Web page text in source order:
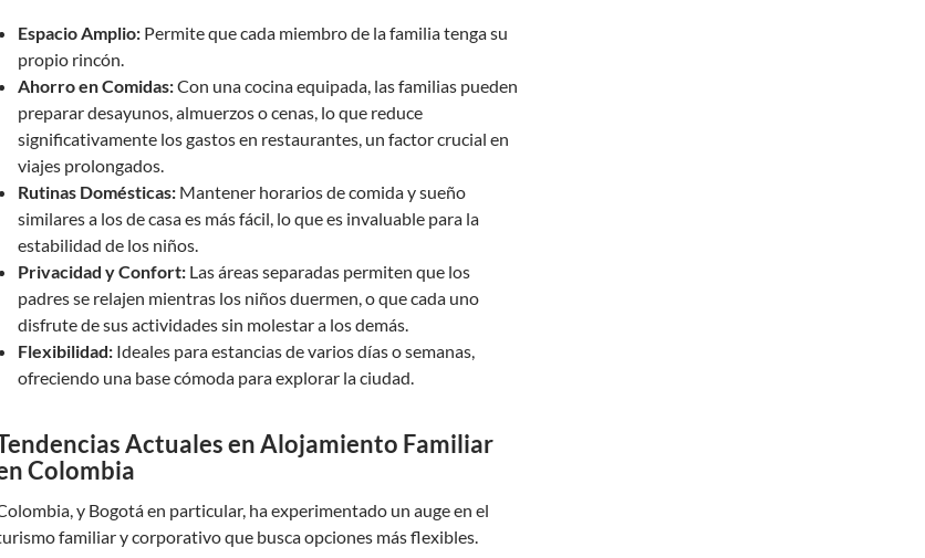
Espacio Amplio: Permite que cada miembro de la familia tenga su
propio rincón.
Ahorro en Comidas:Con una cocina equipada, las familias pueden
preparar desayunos, almuerzos o cenas, lo que reduce
significativamente los gastos en restaurantes, un factor crucial en
viajes prolongados.
Rutinas Domésticas: Mantener horarios de comida y sueño
similares a los de casa es más fácil, lo que es invaluable para la
estabilidad de los niños.
Privacidad y Confort: Las áreas separadas permiten que los
padres se relajen mientras los niños duermen, o que cada uno
disfrute de sus actividades sin molestar a los demás.
Flexibilidad: Ideales para estancias de varios días o semanas,
ofreciendo una base cómoda para explorar la ciudad.
Actuales en Alojamiento Familiar
Colombia
y Bogotá en particular, ha experimentado un auge en el
familiar y corporativo que busca opciones más flexibles.